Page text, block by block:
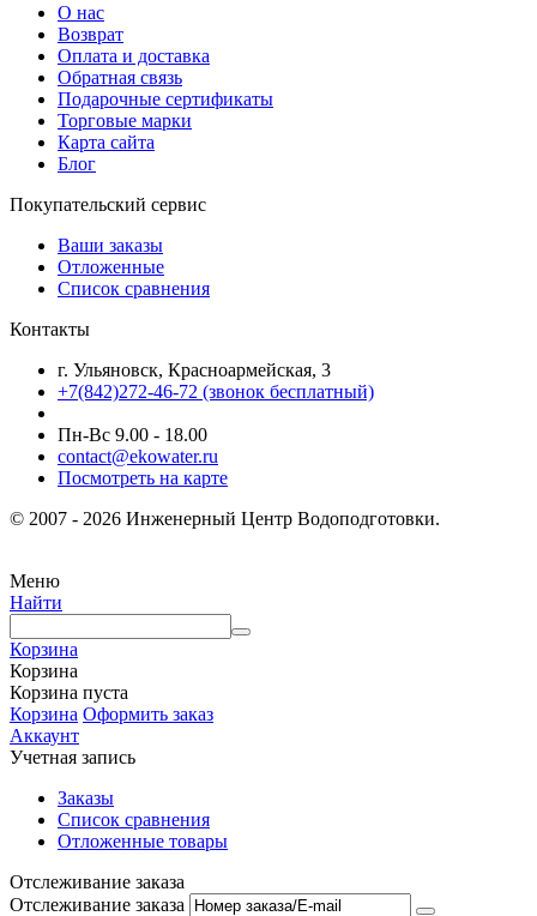
О нас
Возврат
Оплата и доставка
Обратная связь
Подарочные сертификаты
Торговые марки
Карта сайта
Блог
Покупательский сервис
Ваши заказы
Отложенные
Список сравнения
Контакты
г. Ульяновск, Красноармейская, 3
+7(842)272-46-72 (звонок бесплатный)
Пн-Вс 9.00 - 18.00
contact@ekowater.ru
Посмотреть на карте
© 2007 - 2026 Инженерный Центр Водоподготовки.
Меню
Найти
Корзина
Корзина
Корзина пуста
Корзина Оформить заказ
Аккаунт
Учетная запись
Заказы
Список сравнения
Отложенные товары
Отслеживание заказа
Отслеживание заказа